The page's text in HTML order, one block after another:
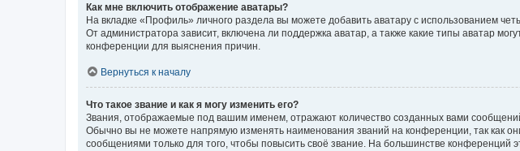
Как мне включить отображение аватары?
На вкладке «Профиль» личного раздела вы можете добавить аватару с использованием
От администратора зависит, включена ли поддержка аватар, а также какие типы аватар
конференции для выяснения причин.
Вернуться к началу
Что такое звание и как я могу изменить его?
Звания, отображаемые под вашим именем, отражают количество созданных вами
Обычно вы не можете напрямую изменять наименования званий на конференции, так как
сообщениями только для того, чтобы повысить своё звание. На большинстве